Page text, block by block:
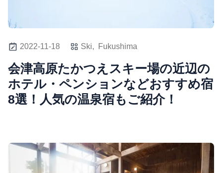
2022-11-18 Ski, Fukushima
会津高原たかつえスキー場の近辺の
ホテル・ペンションなどおすすめ宿
8選！人気の温泉宿もご紹介！